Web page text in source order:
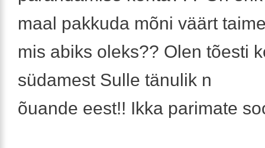
maal pakkuda mõni väärt
mis abiks oleks?? Olen tõesti
südamest Sulle tänulik n
õuande eest!! Ikka parimate